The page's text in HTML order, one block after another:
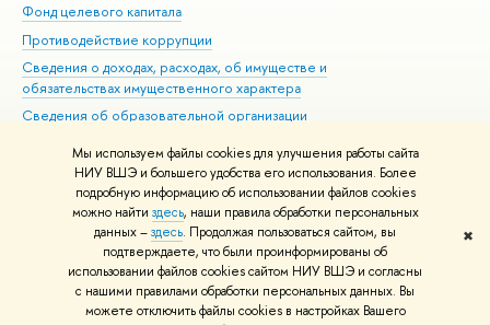
Мы используем файлы cookies для улучшения работы сайта
НИУ ВШЭ и большего удобства его использования. Более
подробную информацию об использовании файлов cookies
можно найти здесь, наши правила обработки персональных
данных –здесь. Продолжая пользоваться сайтом, вы
подтверждаете, что были проинформированы об
использовании файлов cookies сайтом НИУ ВШЭ и согласны
с нашими правилами обработки персональных данных. Вы
можете отключить файлы cookies в настройках Вашего
✖
Фонд целевого капитала
Противодействие коррупции
Сведения о доходах, расходах, об имуществе и
обязательствах имущественного характера
Сведения об образовательной организации
Людям с ограниченными возможностями здоровья
Единая платежная страница
Работа в Вышке
© НИУ ВШЭ 1993–2026 Адреса и контакты Условия использования
материалов Политика конфиденциальности Карта сайта
Шрифты HSE Sans и HSE Slab разработаны вШколе дизайна НИУ ВШЭ